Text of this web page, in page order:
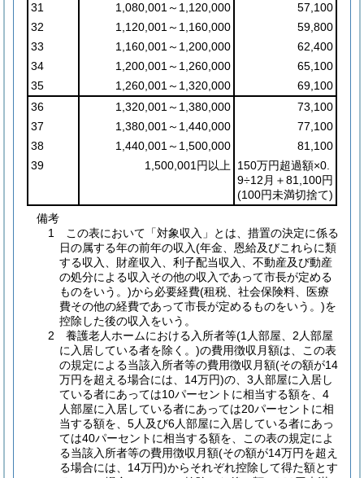
31
1,080,001～1,120,000
57,100
32
1,120,001～1,160,000
59,800
33
1,160,001～1,200,000
62,400
34
1,200,001～1,260,000
65,100
35
1,260,001～1,320,000
69,100
36
1,320,001～1,380,000
73,100
37
1,380,001～1,440,000
77,100
38
1,440,001～1,500,000
81,100
39
1,500,001円以上
150万円超過額×0.
9÷12月＋81,100円
(100円未満切捨て)
備考
1 この表において「対象収入」とは、措置の決定に係る
日の属する年の前年の収入(年金、恩給及びこれらに類
する収入、財産収入、利子配当収入、不動産及び動産
の処分による収入その他の収入であって市長が定める
ものをいう。)から必要経費(租税、社会保険料、医療
費その他の経費であって市長が定めるものをいう。)を
控除した後の収入をいう。
2 養護老人ホームにおける入所者等(1人部屋、2人部屋
に入居している者を除く。)の費用徴収月額は、この表
の規定による当該入所者等の費用徴収月額(その額が14
万円を超える場合には、14万円)の、3人部屋に入居し
ている者にあっては10パーセントに相当する額を、4
人部屋に入居している者にあっては20パーセントに相
当する額を、5人及び6人部屋に入居している者にあっ
ては40パーセントに相当する額を、この表の規定によ
る当該入所者等の費用徴収月額(その額が14万円を超え
る場合には、14万円)からそれぞれ控除して得た額とす